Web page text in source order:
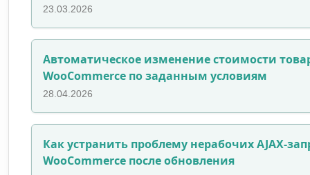
23.03.2026
Автоматическое изменение стоимости
WooCommerce по заданным условиям
28.04.2026
Как устранить проблему нерабочих AJAX-
WooCommerce после обновления